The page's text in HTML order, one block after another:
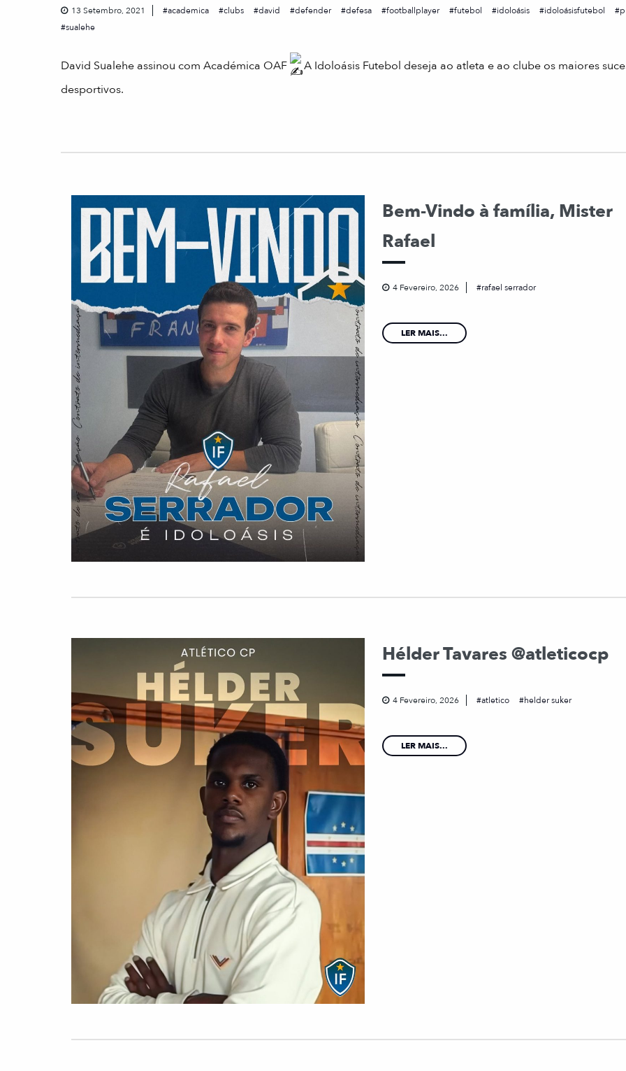
13 Setembro, 2021 academica clubs david defender defesa footballplayer futebol idoloásis idoloásisfutebol
sualehe
David Sualehe assinou com Académica OAF
A Idoloásis Futebol deseja ao atleta e ao clube os maiores
desportivos.
Bem-Vindo à família, Mister
Rafael
4 Fevereiro, 2026 rafael serrador
LER MAIS...
Hélder Tavares @atleticocp
4 Fevereiro, 2026 atletico helder suker
LER MAIS...